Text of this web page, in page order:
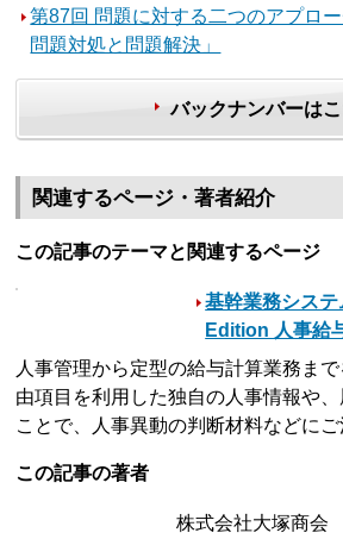
第87回 問題に対する二つのアプロ
問題対処と問題解決」
バックナンバーは
関連するページ・著者紹介
この記事のテーマと関連するページ
基幹業務シス
Edition 人事給
人事管理から定型の給与計算業務ま
由項目を利用した独自の人事情報や
ことで、人事異動の判断材料などにご
この記事の著者
株式会社大塚商会